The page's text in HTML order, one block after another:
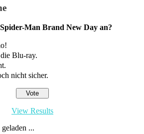
Man Brand New Day an?
Blu-ray.
nicht sicher.
View Results
...